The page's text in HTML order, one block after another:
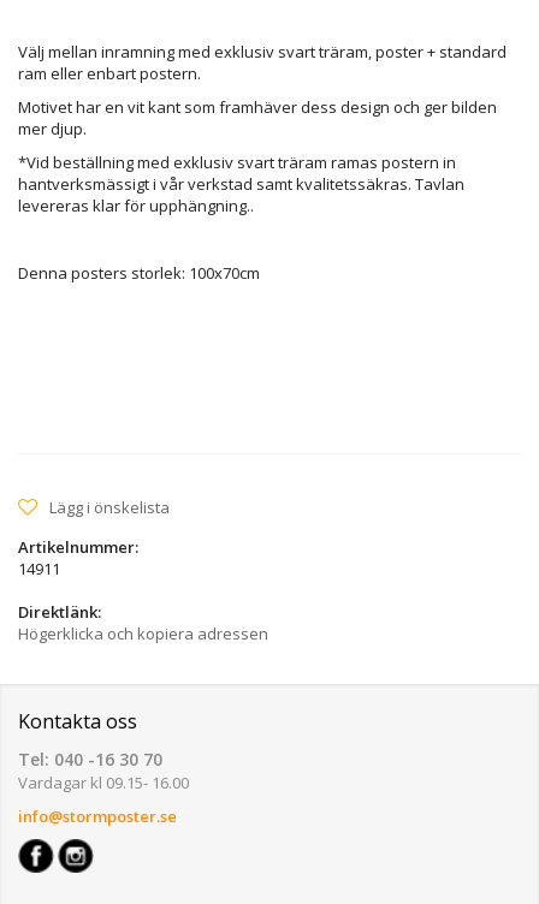
Välj mellan inramning med exklusiv svart träram, poster + standard
ram eller enbart postern.
Motivet har en vit kant som framhäver dess design och ger bilden
mer djup.
*Vid beställning med exklusiv svart träram ramas postern in
hantverksmässigt i vår verkstad samt kvalitetssäkras. Tavlan
levereras klar för upphängning..
Denna posters storlek: 100x70cm
Lägg i önskelista
Artikelnummer:
14911
Direktlänk:
Högerklicka och kopiera adressen
Kontakta oss
Tel: 040 -16 30 70
Vardagar kl 09.15- 16.00
info@stormposter.se